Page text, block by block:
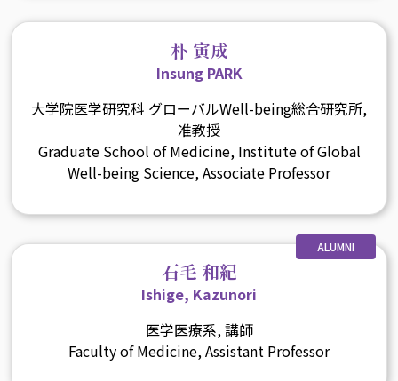
朴 寅成
Insung PARK
大学院医学研究科 グローバルWell-being総合研究所,
准教授
Graduate School of Medicine, Institute of Global
Well-being Science, Associate Professor
ALUMNI
石毛 和紀
Ishige, Kazunori
医学医療系, 講師
Faculty of Medicine, Assistant Professor